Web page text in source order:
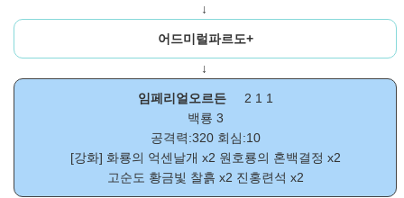
↓
어드미럴파르도+
↓
임페리얼오르든
2 1 1
백룡 3
공격력:320 회심:10
[강화] 화룡의 억센날개 x2 원호룡의 혼백결정 x2
고순도 황금빛 찰흙 x2 진홍련석 x2